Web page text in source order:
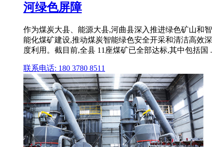
河绿色屏障
作为煤炭大县、能源大县,河曲县深入推进绿色矿山和智
能化煤矿建设,推动煤炭智能绿色安全开采和清洁高效深
度利用。截目前,全县 11座煤矿已全部达标,其中包括国 .
联系电话: 180 3780 8511